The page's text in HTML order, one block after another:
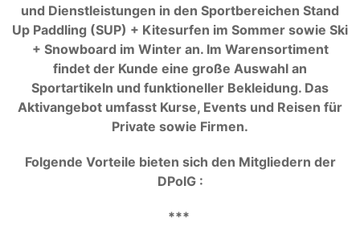
und Dienstleistungen in den Sportbereichen Stand
Up Paddling (SUP) + Kitesurfen im Sommer sowie Ski
+ Snowboard im Winter an. Im Warensortiment
findet der Kunde eine große Auswahl an
Sportartikeln und funktioneller Bekleidung. Das
Aktivangebot umfasst Kurse, Events und Reisen für
Private sowie Firmen.
Folgende Vorteile bieten sich den Mitgliedern der
DPolG :
***